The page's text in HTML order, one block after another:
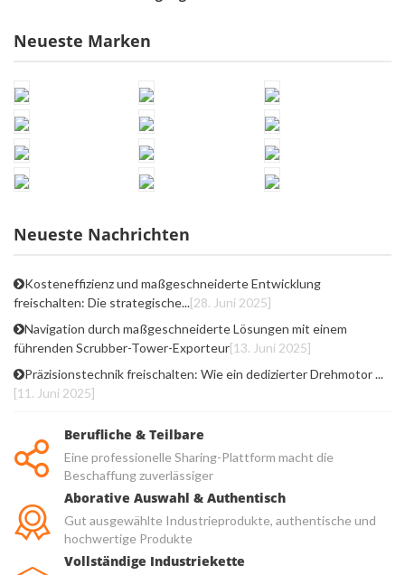
Neueste Marken
Neueste Nachrichten
Kosteneffizienz und maßgeschneiderte Entwicklung
freischalten: Die strategische...[28. Juni 2025]
Navigation durch maßgeschneiderte Lösungen mit einem
führenden Scrubber-Tower-Exporteur[13. Juni 2025]
Präzisionstechnik freischalten: Wie ein dedizierter Drehmotor ...
[11. Juni 2025]
Berufliche & Teilbare
Eine professionelle Sharing-Plattform macht die
Beschaffung zuverlässiger
Aborative Auswahl & Authentisch
Gut ausgewählte Industrieprodukte, authentische und
hochwertige Produkte
Vollständige Industriekette